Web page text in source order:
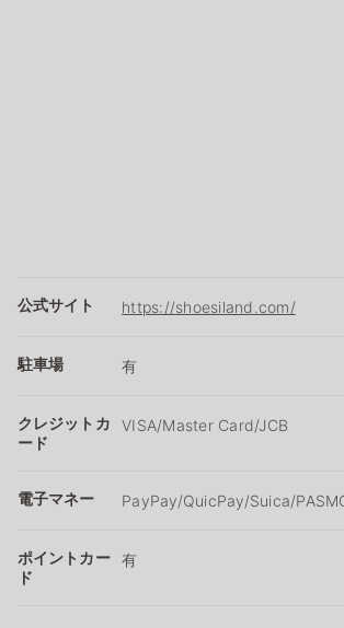
公式サイト https://shoesiland.com/
駐車場 有
クレジットカ
ード
VISA/Master Card/JCB
電子マネー PayPay/QuicPay/Suica/
ポイントカー
ド
有